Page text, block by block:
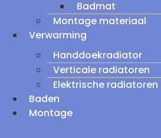
Badmat
Montage materiaal
Verwarming
Handdoekradiator
Verticale radiatoren
Elektrische radiatoren
Baden
Montage